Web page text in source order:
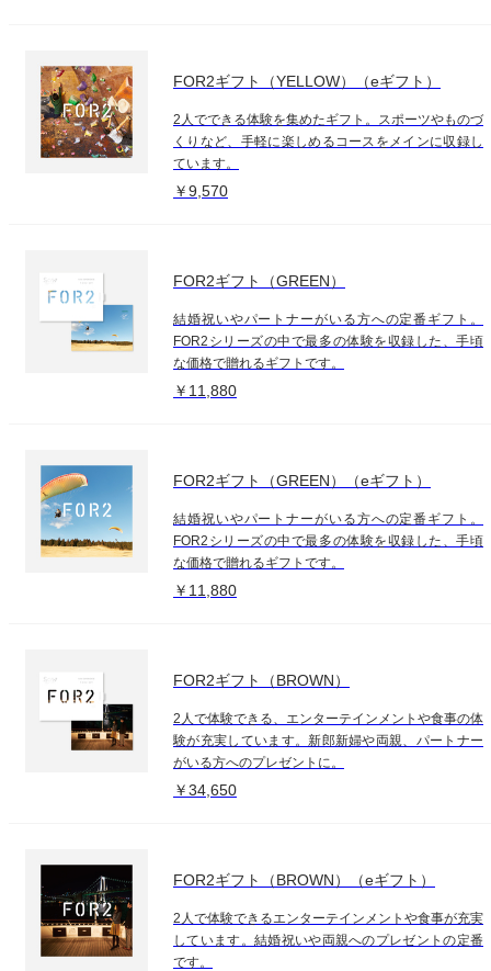
FOR2ギフト（YELLOW）（eギフト）
2人でできる体験を集めたギフト。スポーツやものづ
くりなど、手軽に楽しめるコースをメインに収録し
ています。
￥9,570
FOR2ギフト（GREEN）
結婚祝いやパートナーがいる方への定番ギフト。
FOR2シリーズの中で最多の体験を収録した、手頃
な価格で贈れるギフトです。
￥11,880
FOR2ギフト（GREEN）（eギフト）
結婚祝いやパートナーがいる方への定番ギフト。
FOR2シリーズの中で最多の体験を収録した、手頃
な価格で贈れるギフトです。
￥11,880
FOR2ギフト（BROWN）
2人で体験できる、エンターテインメントや食事の体
験が充実しています。新郎新婦や両親、パートナー
がいる方へのプレゼントに。
￥34,650
FOR2ギフト（BROWN）（eギフト）
2人で体験できるエンターテインメントや食事が充実
しています。結婚祝いや両親へのプレゼントの定番
です。